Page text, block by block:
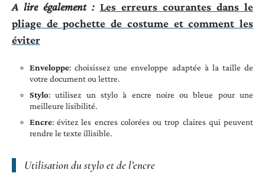
A lire également : Les erreurs courantes dans le
pliage de pochette de costume et comment les
éviter
Enveloppe: choisissez une enveloppe adaptée à la taille de
votre document ou lettre.
Stylo: utilisez un stylo à encre noire ou bleue pour une
meilleure lisibilité.
Encre: évitez les encres colorées ou trop claires qui peuvent
rendre le texte illisible.
Utilisation du stylo et de l’encre